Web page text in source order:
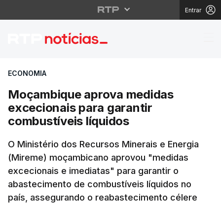
Entrar
Moçambique aprova
ECONOMIA
Moçambique aprova medidas
excecionais para garantir
combustíveis líquidos
O Ministério dos Recursos Minerais e Energia
(Mireme) moçambicano aprovou "medidas
excecionais e imediatas" para garantir o
abastecimento de combustíveis líquidos no
país, assegurando o reabastecimento célere